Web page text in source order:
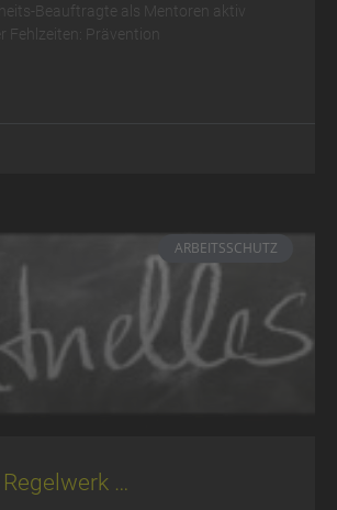
Beauftragte als Mentoren aktiv
Fehlzeiten: Prävention
ARBEITSSCHUTZ
…